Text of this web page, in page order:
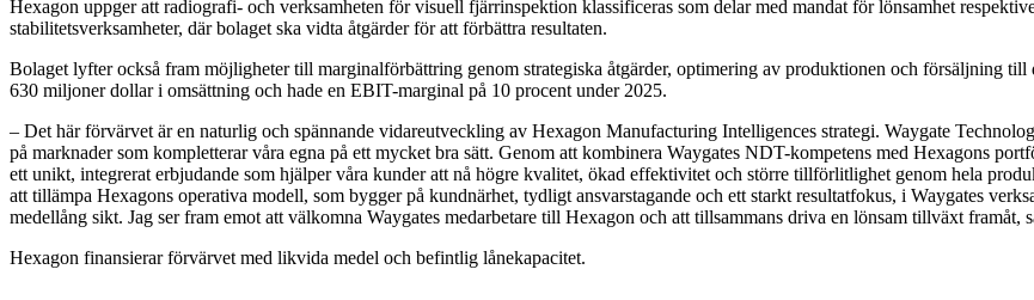
Hexagon uppger att radiografi- och verksamheten för visuell fjärrinspektion klassificeras som delar med mandat för lönsamhet
stabilitetsverksamheter, där bolaget ska vidta åtgärder för att förbättra resultaten.
Bolaget lyfter också fram möjligheter till marginalförbättring genom strategiska åtgärder, optimering av produktionen och försäljning till
630 miljoner dollar i omsättning och hade en EBIT-marginal på 10 procent under 2025.
– Det här förvärvet är en naturlig och spännande vidareutveckling av Hexagon Manufacturing Intelligences strategi. Waygate
på marknader som kompletterar våra egna på ett mycket bra sätt. Genom att kombinera Waygates NDT-kompetens med Hexagons
ett unikt, integrerat erbjudande som hjälper våra kunder att nå högre kvalitet, ökad effektivitet och större tillförlitlighet genom hela
att tillämpa Hexagons operativa modell, som bygger på kundnärhet, tydligt ansvarstagande och ett starkt resultatfokus, i Waygates
medellång sikt. Jag ser fram emot att välkomna Waygates medarbetare till Hexagon och att tillsammans driva en lönsam tillväxt
Hexagon finansierar förvärvet med likvida medel och befintlig lånekapacitet.